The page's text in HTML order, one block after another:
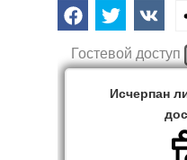
Гостевой доступ
Исчерпан